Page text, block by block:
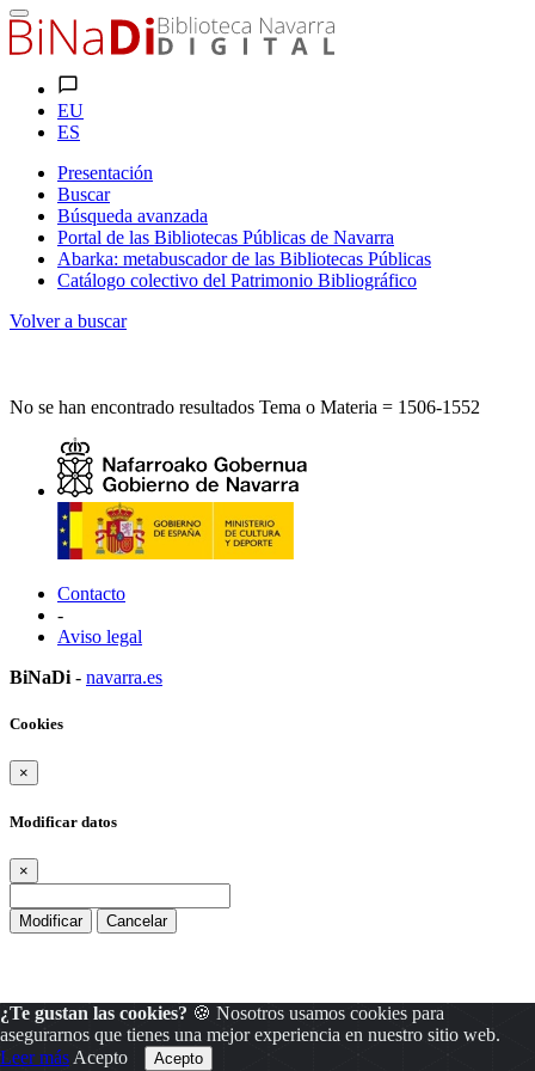
EU
ES
Presentación
Buscar
Búsqueda avanzada
Portal de las Bibliotecas Públicas de Navarra
Abarka: metabuscador de las Bibliotecas Públicas
Catálogo colectivo del Patrimonio Bibliográfico
Volver a buscar
No se han encontrado resultados Tema o Materia = 1506-1552
Contacto
-
Aviso legal
BiNaDi - navarra.es
¿Te gustan las cookies? 🍪 Nosotros usamos cookies para
asegurarnos que tienes una mejor experiencia en nuestro sitio web.
Leer más Acepto
Cookies
×
Modificar datos
×
Modificar Cancelar